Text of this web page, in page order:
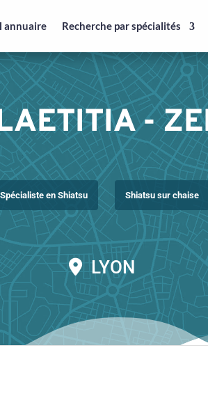
annuaire Recherche par spécialités
-
Spécialiste en Shiatsu Shiatsu sur chaise
LYON